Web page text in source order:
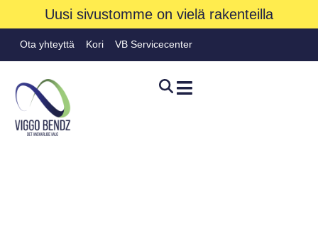
Uusi sivustomme on vielä rakenteilla
Ota yhteyttä Kori VB Servicecenter